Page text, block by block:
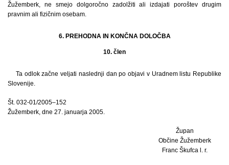
Žužemberk, ne smejo dolgoročno zadolžiti ali izdajati poroštev drugim
pravnim ali fizičnim osebam.
6. PREHODNA IN KONČNA DOLOČBA
10. člen
Ta odlok začne veljati naslednji dan po objavi v Uradnem listu Republike
Slovenije.
Št. 032-01/2005–152
Žužemberk, dne 27. januarja 2005.
Župan
Občine Žužemberk
Franc Škufca l. r.